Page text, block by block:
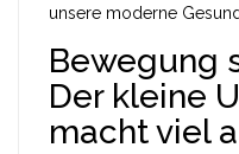
unsere moderne
Bewegung
Der kleine
macht viel